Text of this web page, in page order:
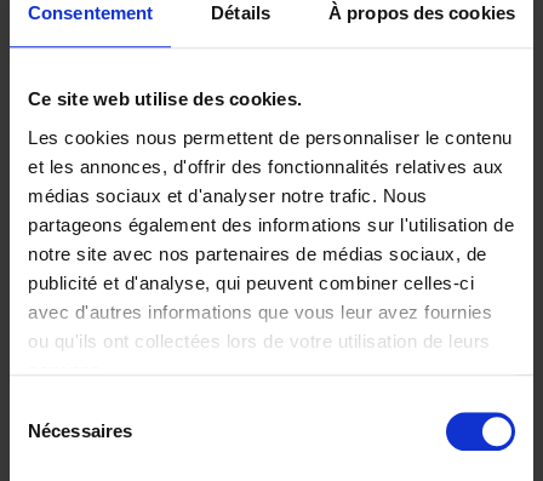
Consentement Détails À propos des cookies
Ce site web utilise des cookies.
Les cookies nous permettent de personnaliser le contenu
et les annonces, d'offrir des fonctionnalités relatives aux
médias sociaux et d'analyser notre trafic. Nous
partageons également des informations sur l'utilisation de
notre site avec nos partenaires de médias sociaux, de
publicité et d'analyse, qui peuvent combiner celles-ci
avec d'autres informations que vous leur avez fournies
ou qu'ils ont collectées lors de votre utilisation de leurs
Nécessaires
Building Bonds = Building
Business
Jochen Roef Jozefien De Feyter
Carolien Boom
Couverture souple
2025 200
€29,99